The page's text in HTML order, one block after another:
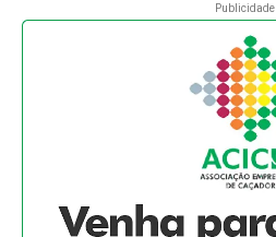
Publicidade